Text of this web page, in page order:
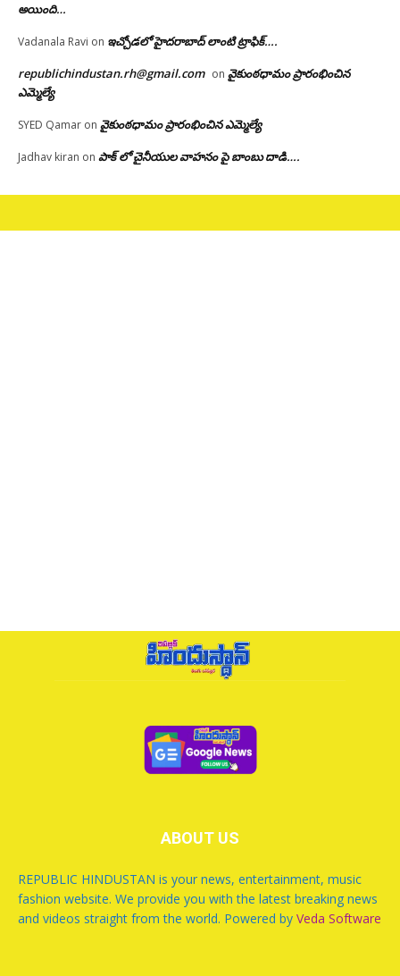
అయింది…
Vadanala Ravi on ఇచ్చోడలో హైదరాబాద్ లాంటి ట్రాఫిక్….
republichindustan.rh@gmail.com on వైకుంఠధామం ప్రారంభించిన
ఎమ్మెల్యే
SYED Qamar on వైకుంఠధామం ప్రారంభించిన ఎమ్మెల్యే
Jadhav kiran on పాక్ లో చైనీయుల వాహనం పై బాంబు దాడి….
ABOUT US
REPUBLIC HINDUSTAN is your news, entertainment, music
fashion website. We provide you with the latest breaking news
and videos straight from the world. Powered by Veda Software